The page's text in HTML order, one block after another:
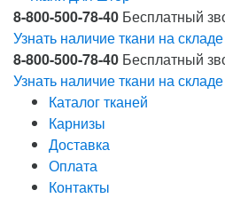
8-800-500-78-40 Бесплатный
Узнать наличие ткани на
8-800-500-78-40 Бесплатный
Узнать наличие ткани на
Каталог тканей
Карнизы
Доставка
Оплата
Контакты